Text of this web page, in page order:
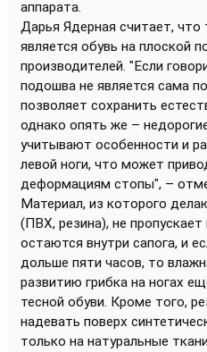
аппарата.
Дарья Ядерная считает,
является обувь на плоской
производителей. "Если
подошва не является сама
позволяет сохранить
однако опять же –
учитывают особенности и
левой ноги, что может
деформациям стопы", –
Материал, из которого
(ПВХ, резина), не
остаются внутри сапога, и
дольше пяти часов, то
развитию грибка на ногах
тесной обуви. Кроме того,
надевать поверх
только на натуральные